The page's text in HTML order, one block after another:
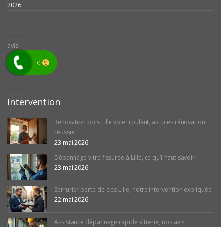
2026
avis
Intervention
Rénovation bois Lille volet roulant, astuces rénovation
réussie
23 mai 2026
Dépannage vitre fissurée à Lille, ce qu’il faut savoir
23 mai 2026
Serrurier perte de clés Lille, notre intervention expliquée
22 mai 2026
Assistance dépannage rapide vitrerie, nos avis
<